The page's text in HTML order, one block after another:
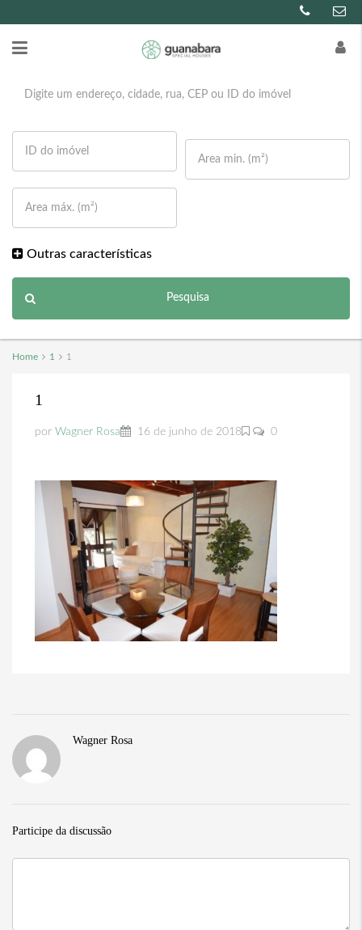
Outras características
Pesquisa
Home 1 1
1
por Wagner Rosa 16 de junho de 2018 0
Wagner Rosa
Participe da discussão